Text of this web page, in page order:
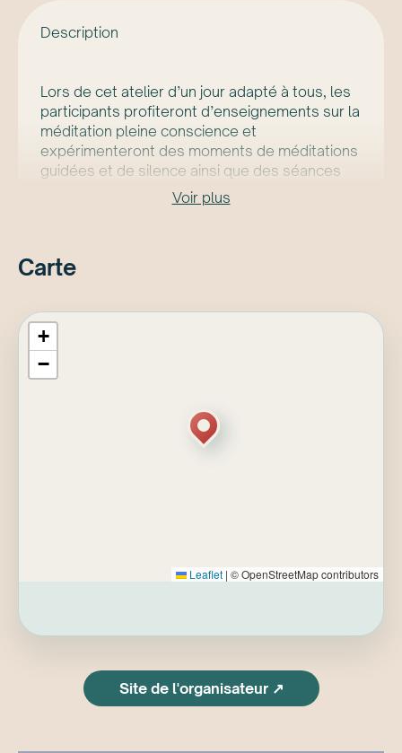
Description
Lors de cet atelier d’un jour adapté à tous, les
participants profiteront d’enseignements sur la
méditation pleine conscience et
expérimenteront des moments de méditations
guidées et de silence ainsi que des séances
de yoga doux et restaurateur.
Les bienfaits procurés par une présence
à leur soi intérieur, de s’offrir du calme et de la
l’arrivée de l’été.
Cette journée se veut un moment de
connexion, de détente et de ressourcement.
Veuillez prendre note que les voûtes où se
Politique d’annulation
Voir plus
Carte
+
−
Leaflet | © OpenStreetMap contributors
Site de l'organisateur ↗